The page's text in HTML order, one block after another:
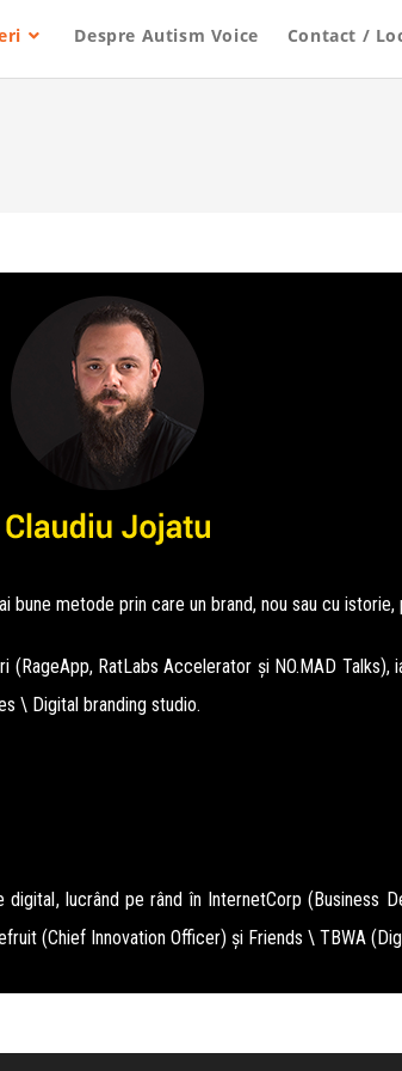
Despre Autism Voice Contact /
metode prin care un brand, nou sau cu
RatLabs Accelerator și NO.MAD
\ Digital branding studio.
lucrând pe rând în InternetCorp (Business
(Chief Innovation Officer) și Friends \ TBWA